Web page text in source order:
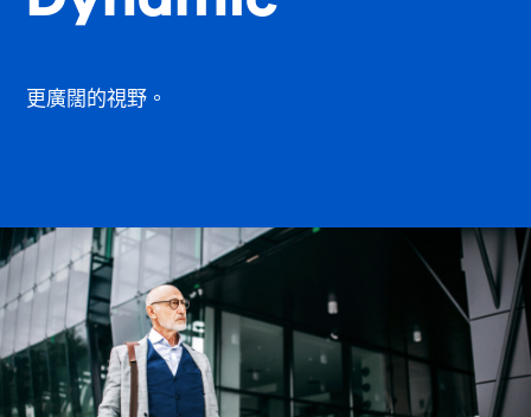
更廣闊的視野。